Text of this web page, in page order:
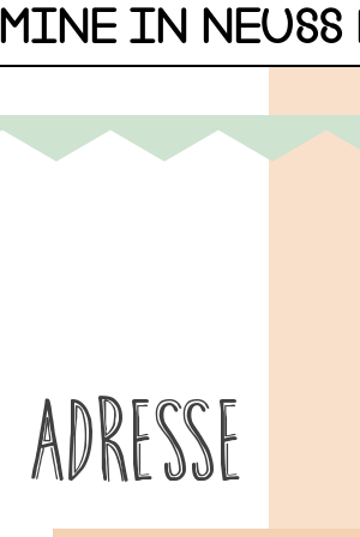
IN NEUSS
Adresse